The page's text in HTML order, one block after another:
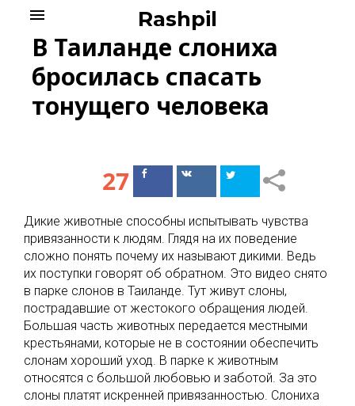
content
Rashpil
menu
В Таиланде слониха
бросилась спасать
тонущего человека
27
ПоделитьсяПоделиться
Дикие животные способны испытывать чувства
привязанности к людям. Глядя на их поведение
сложно понять почему их называют дикими. Ведь
их поступки говорят об обратном. Это видео снято
в парке слонов в Таиланде. Тут живут слоны,
пострадавшие от жестокого обращения людей.
Большая часть животных передается местными
крестьянами, которые не в состоянии обеспечить
слонам хороший уход. В парке к животным
относятся с большой любовью и заботой. За это
слоны платят искренней привязанностью. Слониха